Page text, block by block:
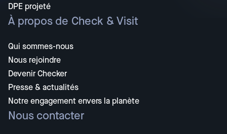
DPE projeté
À propos de Check & Visit
Qui sommes-nous
Nous rejoindre
Devenir Checker
Presse & actualités
Notre engagement envers la planète
Nous contacter